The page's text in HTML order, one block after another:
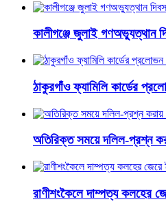
কালীগঞ্জে জুলাই গণঅভ্যুত্থান
ঠাকুরগাঁও ফ্যামিলি কার্ডের
অতিরিক্ত সময়ে দলিল-প্রশ্ন
রাণীশংকৈলে দাম্পত্য কলহের